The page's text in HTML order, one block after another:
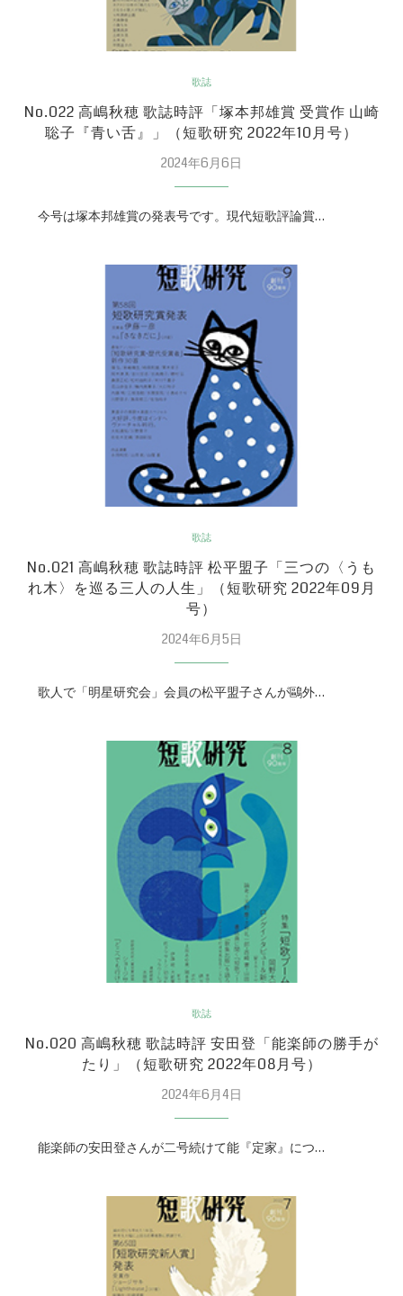
歌誌
No.022 高嶋秋穂 歌誌時評「塚本邦雄賞 受賞作 山崎
聡子『青い舌』」（短歌研究 2022年10月号）
2024年6月6日
今号は塚本邦雄賞の発表号です。現代短歌評論賞…
歌誌
No.021 高嶋秋穂 歌誌時評 松平盟子「三つの〈うも
れ木〉を巡る三人の人生」（短歌研究 2022年09月
号）
2024年6月5日
歌人で「明星研究会」会員の松平盟子さんが鷗外…
歌誌
No.020 高嶋秋穂 歌誌時評 安田登「能楽師の勝手が
たり」（短歌研究 2022年08月号）
2024年6月4日
能楽師の安田登さんが二号続けて能『定家』につ…